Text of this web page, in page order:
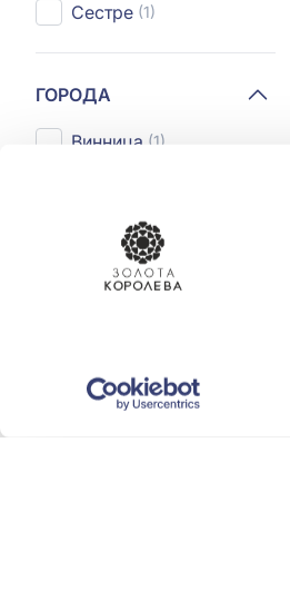
Сестре (1)
ГОРОДА
Винница (1)
Запорожье
Киев (4)
Показать все